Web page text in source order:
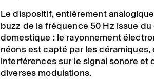
Le dispositif, entièrement
buzz de la fréquence 50 Hz issue
domestique : le rayonnement
néons est capté par les
interférences sur le signal sonore et
diverses modulations.